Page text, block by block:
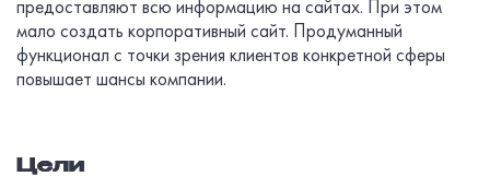
предоставляют всю информацию на сайтах. При этом
мало создать корпоративный сайт. Продуманный
функционал с точки зрения клиентов конкретной сферы
повышает шансы компании.
Цели